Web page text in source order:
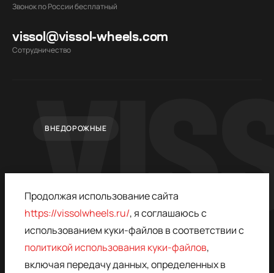
Звонок по России бесплатный
vissol@vissol-wheels.com
Cотрудничество
ВНЕДОРОЖНЫЕ
© 2015–2026,
* - ЗАПРЕЩЁН В РОССИИ,
ПОЛИТИКА
ДОГОВОР ОФЕРТЫ
Продолжая использование сайта
https://vissolwheels.ru/, я соглашаюсь с
использованием куки-файлов в соответствии с
политикой использования куки-файлов,
включая передачу данных, определенных в